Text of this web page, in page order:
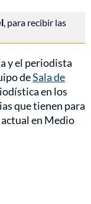
, para recibir las
y el periodista
deSala de
en los
que tienen para
en Medio